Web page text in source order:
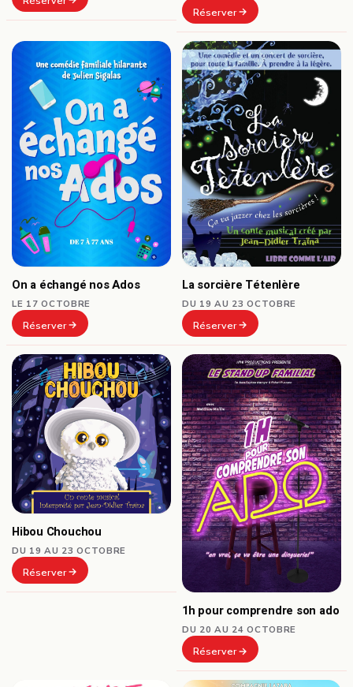
Réserver
On a échangé nos Ados
LE 17 OCTOBRE
Réserver
La sorcière Tétenlère
DU 19 AU 23 OCTOBRE
Réserver
Hibou Chouchou
DU 19 AU 23 OCTOBRE
Réserver
1h pour comprendre son ado
DU 20 AU 24 OCTOBRE
Réserver